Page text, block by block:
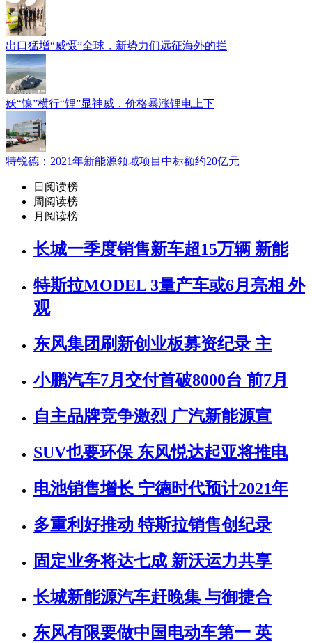
出口猛增“威慑”全球，新势力们远征海外的拦
妖“镍”横行“锂”显神威，价格暴涨锂电上下
特锐德：2021年新能源领域项目中标额约20亿元
日阅读榜
周阅读榜
月阅读榜
长城一季度销售新车超15万辆 新能
特斯拉MODEL 3量产车或6月亮相 外
观
东风集团刷新创业板募资纪录 主
小鹏汽车7月交付首破8000台 前7月
自主品牌竞争激烈 广汽新能源宣
SUV也要环保 东风悦达起亚将推电
电池销售增长 宁德时代预计2021年
多重利好推动 特斯拉销售创纪录
固定业务将达七成 新沃运力共享
长城新能源汽车赶晚集 与御捷合
东风有限要做中国电动车第一 英